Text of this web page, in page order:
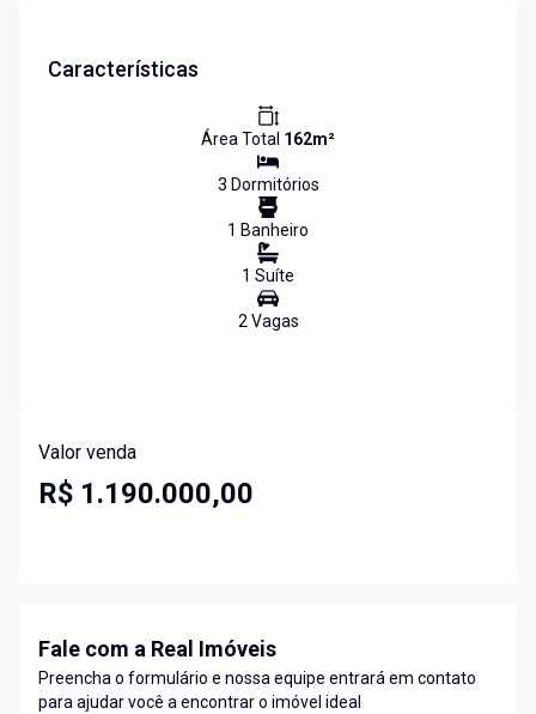
Características
Área Total 162m²
3 Dormitórios
1 Banheiro
1 Suíte
2Vagas
Valor venda
R$ 1.190.000,00
Fale com a Real Imóveis
Preencha o formulário e nossa equipe entrará em contato
para ajudar você a encontrar o imóvel ideal